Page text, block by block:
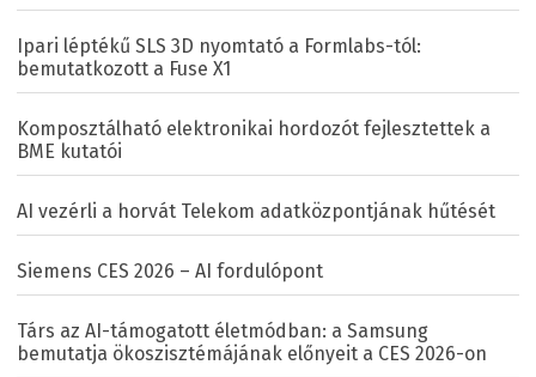
Ipari léptékű SLS 3D nyomtató a Formlabs-tól:
bemutatkozott a Fuse X1
Komposztálható elektronikai hordozót fejlesztettek a
BME kutatói
AI vezérli a horvát Telekom adatközpontjának hűtését
Siemens CES 2026 – AI fordulópont
Társ az AI-támogatott életmódban: a Samsung
bemutatja ökoszisztémájának előnyeit a CES 2026-on